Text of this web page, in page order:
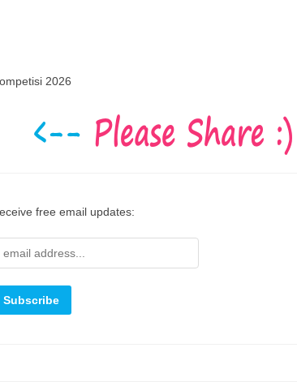
2026
free email updates: